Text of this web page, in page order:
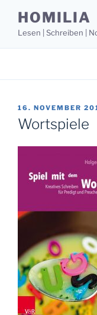
Inhalt
springen
HOMILIA
Lesen | Schreiben |
VERÖFFENTLICHT
AM
16. NOVEMBER
Wortspiele